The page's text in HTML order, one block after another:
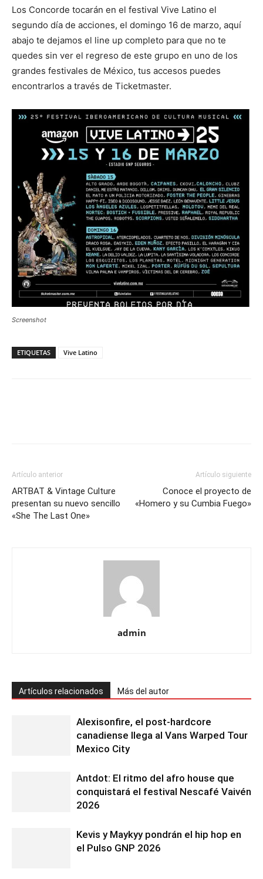
Los Concorde tocarán en el festival Vive Latino el
segundo día de acciones, el domingo 16 de marzo, aquí
abajo te dejamos el line up completo para que no te
quedes sin ver el regreso de este grupo en uno de los
grandes festivales de México, tus accesos puedes
encontrarlos a través de Ticketmaster.
Screenshot
ETIQUETAS Vive Latino
Artículo anterior
ARTBAT & Vintage Culture
presentan su nuevo sencillo
«She The Last One»
Artículo siguiente
Conoce el proyecto de
«Homero y su Cumbia Fuego»
admin
Artículos relacionados Más del autor
Alexisonfire, el post-hardcore
canadiense llega al Vans Warped Tour
Mexico City
Antdot: El ritmo del afro house que
conquistará el festival Nescafé Vaivén
2026
Kevis y Maykyy pondrán el hip hop en
el Pulso GNP 2026